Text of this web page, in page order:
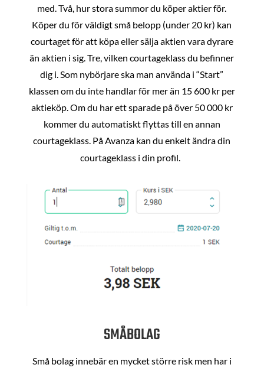
med. Två, hur stora summor du köper aktier för.
Köper du för väldigt små belopp (under 20 kr) kan
courtaget för att köpa eller sälja aktien vara dyrare
än aktien i sig. Tre, vilken courtageklass du befinner
dig i. Som nybörjare ska man använda i “Start”
klassen om du inte handlar för mer än 15 600 kr per
aktieköp. Om du har ett sparade på över 50 000 kr
kommer du automatiskt flyttas till en annan
courtageklass. På Avanza kan du enkelt ändra din
courtageklass i din profil.
SMÅBOLAG
Små bolag innebär en mycket större risk men har i